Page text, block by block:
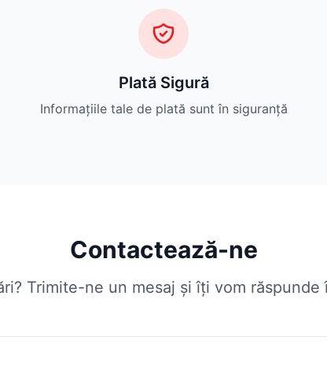
Plată Sigură
Informațiile tale de plată sunt în siguranță
Contactează-ne
Trimite-ne un mesaj și îți vom răspunde